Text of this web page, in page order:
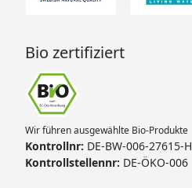
Bio zertifiziert
Wir führen ausgewählte Bio-Produkte
Kontrollnr: DE-BW-006-27615-H
Kontrollstellennr: DE-ÖKO-006